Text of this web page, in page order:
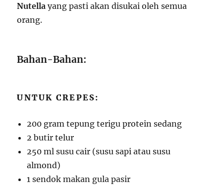
Nutella yang pasti akan disukai oleh semua
orang.
Bahan-Bahan:
UNTUK CREPES:
200 gram tepung terigu protein sedang
2 butir telur
250 ml susu cair (susu sapi atau susu
almond)
1 sendok makan gula pasir